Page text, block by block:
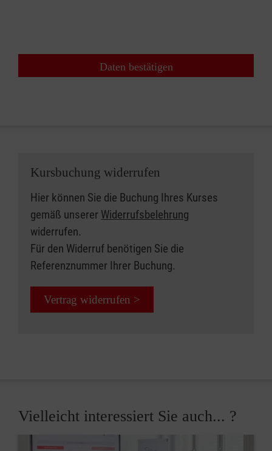
Daten bestätigen
Kursbuchung widerrufen
Hier können Sie die Buchung Ihres Kurses
gemäß unserer Widerrufsbelehrung
widerrufen.
Für den Widerruf benötigen Sie die
Referenznummer Ihrer Buchung.
Vertrag widerrufen >
Vielleicht interessiert Sie auch... ?